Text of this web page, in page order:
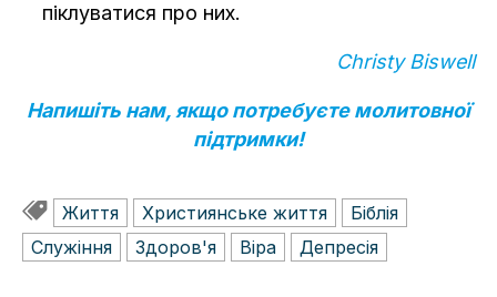
піклуватися про них.
Christy Biswell
Напишіть нам, якщо потребуєте молитовної
підтримки!
Життя Християнське життя
Біблія
Служіння
Здоров'я Віра Депресія